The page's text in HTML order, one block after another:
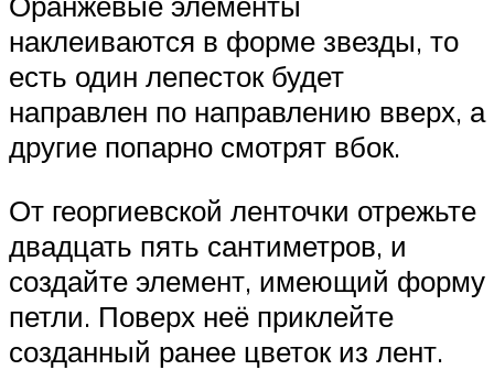
наклеиваются в форме звезды, то
есть один лепесток будет
направлен по направлению вверх, а
другие попарно смотрят вбок.
От георгиевской ленточки отрежьте
двадцать пять сантиметров, и
создайте элемент, имеющий форму
петли. Поверх неё приклейте
созданный ранее цветок из лент.